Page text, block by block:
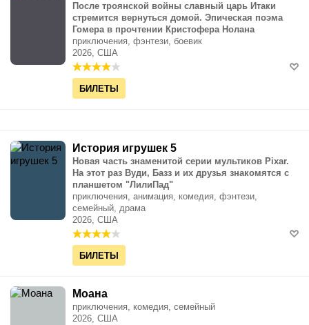
После троянской войны славный царь Итаки
стремится вернуться домой. Эпическая поэма
Гомера в прочтении Кристофера Нолана
приключения, фэнтези, боевик
2026, США
БИЛЕТЫ
История игрушек 5
Новая часть знаменитой серии мультиков Pixar.
На этот раз Вуди, Базз и их друзья знакомятся с
планшетом "ЛилиПад"
приключения, анимация, комедия, фэнтези,
семейный, драма
2026, США
БИЛЕТЫ
Моана
приключения, комедия, семейный
2026, США